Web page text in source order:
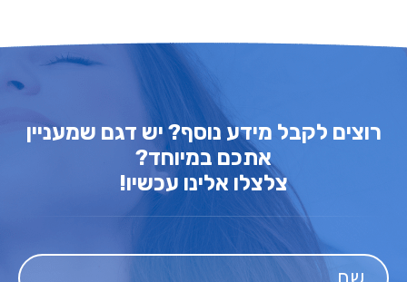
רוצים לקבל מידע נוסף? יש דגם שמעניין
אתכם במיוחד?
צלצלו אלינו עכשיו!